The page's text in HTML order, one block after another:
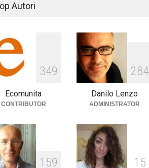
E tu hai paura del buio?
cultura società 1 Aprile 2024
Autori
349
Ecomunita
CONTRIBUTOR
284
Danilo Lenzo
ADMINISTRATOR
159 15